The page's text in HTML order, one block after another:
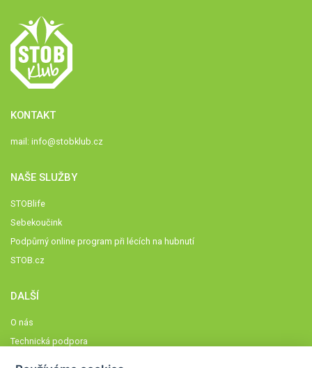
KONTAKT
mail: info@stobklub.cz
NAŠE SLUŽBY
STOBlife
Sebekoučink
Podpůrný online program při lécích na hubnutí
STOB.cz
DALŠÍ
O nás
Technická podpora